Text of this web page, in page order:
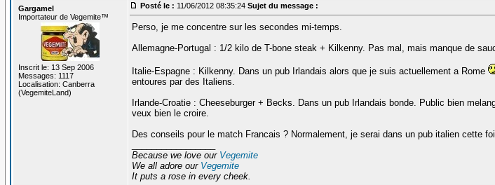
Gargamel
Importateur de Vegemite™
Inscrit le: 13 Sep 2006
Messages: 1117
Localisation: Canberra
(VegemiteLand)
Posté le : 11/06/2012 08:35:24 Sujet du message :
Perso, je me concentre sur les secondes mi-temps.
Allemagne-Portugal : 1/2 kilo de T-bone steak + Kilkenny. Pas mal, mais manque de
Italie-Espagne : Kilkenny. Dans un pub Irlandais alors que je suis actuellement a Rome
entoures par des Italiens.
Irlande-Croatie : Cheeseburger + Becks. Dans un pub Irlandais bonde. Public bien
veux bien le croire.
Des conseils pour le match Francais ? Normalement, je serai dans un pub italien cette
Because we love our Vegemite
We all adore our Vegemite
It puts a rose in every cheek.